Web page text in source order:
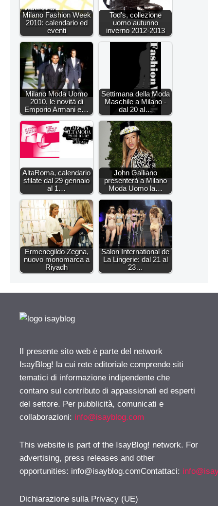
Milano Fashion Week
2010: calendario ed
eventi
Tod's, collezione
uomo autunno
inverno 2012-2013
Milano Moda Uomo
2010, le novità di
Emporio Armani e…
Settimana della Moda
Maschile a Milano -
dal 20 al…
AltaRoma, calendario
sfilate dal 29 gennaio
al 1…
John Galliano
presenterà a Milano
Moda Uomo la…
Ermenegildo Zegna,
nuovo monomarca a
Riyadh
Salon International de
La Lingerie: dal 21 al
23…
Il presente sito web è parte del network
IsayBlog! la cui rete editoriale comprende siti
tematici di informazione indipendente che
contano sul contributo di appassionati ed esperti
del settore. Per pubblicità, comunicati e
collaborazioni: info@isayblog.com
This website is part of the IsayBlog! network. For
advertising, press releases and other
opportunities: info@isayblog.comContattaci:
Dichiarazione sulla Privacy (UE)